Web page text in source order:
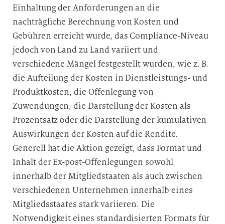
Einhaltung der Anforderungen an die
nachträgliche Berechnung von Kosten und
Gebühren erreicht wurde, das Compliance-Niveau
jedoch von Land zu Land variiert und
verschiedene Mängel festgestellt wurden, wie z. B.
die Aufteilung der Kosten in Dienstleistungs- und
Produktkosten, die Offenlegung von
Zuwendungen, die Darstellung der Kosten als
Prozentsatz oder die Darstellung der kumulativen
Auswirkungen der Kosten auf die Rendite.
Generell hat die Aktion gezeigt, dass Format und
Inhalt der Ex-post-Offenlegungen sowohl
innerhalb der Mitgliedstaaten als auch zwischen
verschiedenen Unternehmen innerhalb eines
Mitgliedsstaates stark variieren. Die
Notwendigkeit eines standardisierten Formats für